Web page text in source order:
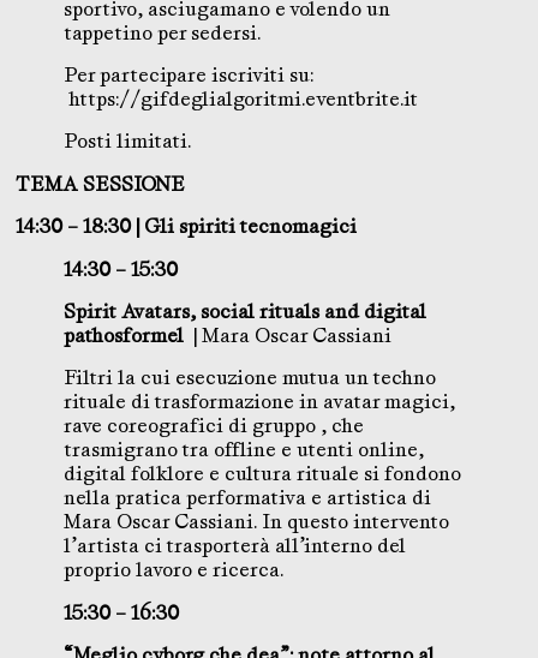
sportivo, asciugamano e volendo un
tappetino per sedersi.
Per partecipare iscriviti su:
https://gifdeglialgoritmi.eventbrite.it
Posti limitati.
TEMA SESSIONE
14:30 – 18:30 | Gli spiriti tecnomagici
14:30 – 15:30
Spirit Avatars, social rituals and digital
pathosformel | Mara Oscar Cassiani
Filtri la cui esecuzione mutua un techno
rituale di trasformazione in avatar magici,
rave coreografici di gruppo , che
trasmigrano tra offline e utenti online,
digital folklore e cultura rituale si fondono
nella pratica performativa e artistica di
Mara Oscar Cassiani. In questo intervento
l’artista ci trasporterà all’interno del
proprio lavoro e ricerca.
15:30 – 16:30